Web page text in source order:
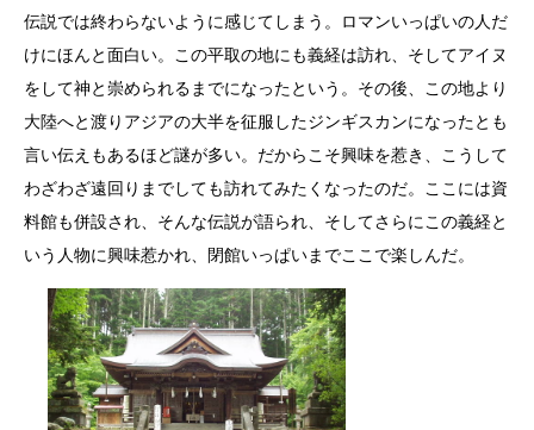
伝説では終わらないように感じてしまう。ロマンいっぱいの人だ
けにほんと面白い。この平取の地にも義経は訪れ、そしてアイヌ
をして神と崇められるまでになったという。その後、この地より
大陸へと渡りアジアの大半を征服したジンギスカンになったとも
言い伝えもあるほど謎が多い。だからこそ興味を惹き、こうして
わざわざ遠回りまでしても訪れてみたくなったのだ。ここには資
料館も併設され、そんな伝説が語られ、そしてさらにこの義経と
いう人物に興味惹かれ、閉館いっぱいまでここで楽しんだ。